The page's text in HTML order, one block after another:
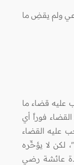
ولم يقضِ ما
عليه قضاء ما
فوراً أي
عليه القضاء
لكن لا يؤخِّره
عائشة رضي